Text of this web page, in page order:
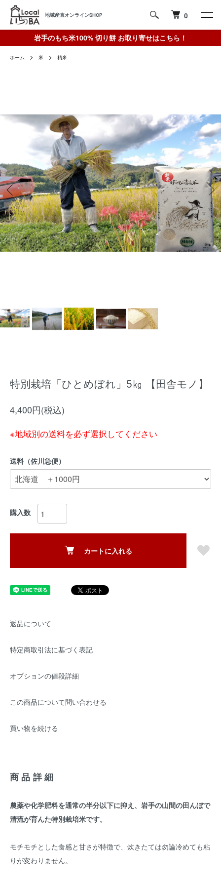
地域産直オンラインSHOP 0
岩手のもち米100% 切り餅 お取り寄せはこちら！
ホーム 米 精米
特別栽培「ひとめぼれ」5㎏ 【田舎モノ】
4,400円(税込)
※地域別の送料を必ず選択してください
送料（佐川急便）
購入数
カートに入れる
返品について
特定商取引法に基づく表記
オプションの値段詳細
この商品について問い合わせる
買い物を続ける
商品詳細
農薬や化学肥料を通常の半分以下に抑え、岩手の山間の田んぼで
清流が育んた特別栽培米です。
モチモチとした食感と甘さが特徴で、炊きたては勿論冷めても粘
りが変わりません。